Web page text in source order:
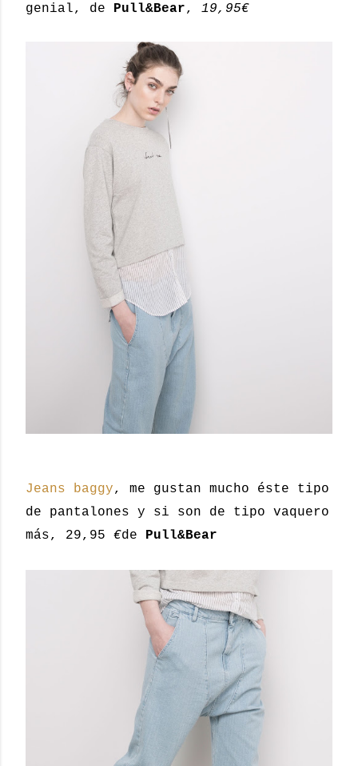
genial, de Pull&Bear, 19,95€
Jeans baggy, me gustan mucho éste tipo
de pantalones y si son de tipo vaquero
más, 29,95 €de Pull&Bear